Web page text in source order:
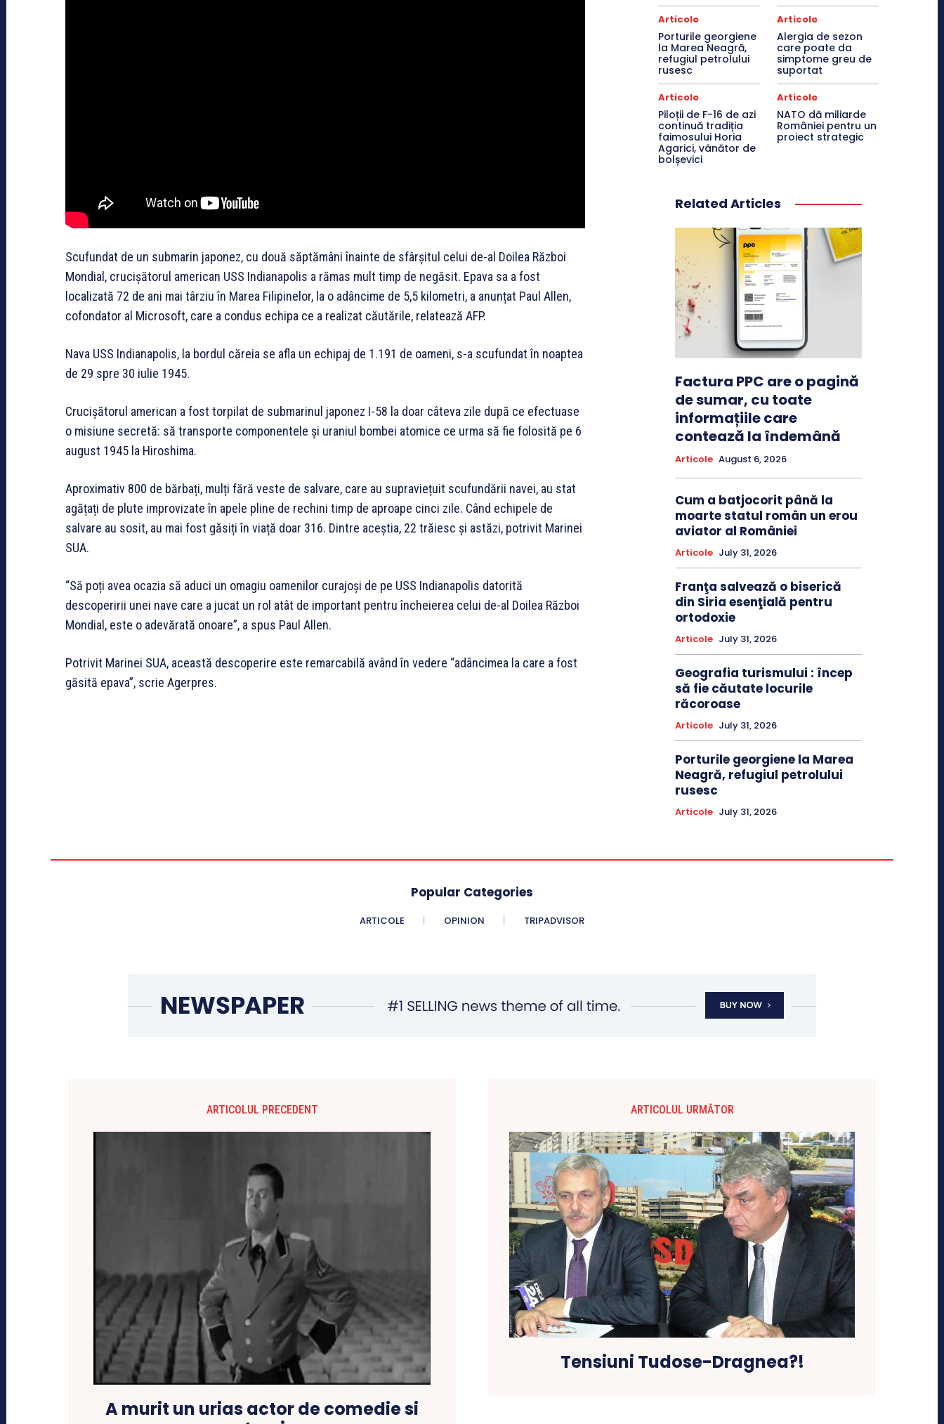
Scufundat de un submarin japonez, cu două săptămâni înainte de sfârșitul celui de-al Doilea Război
Mondial, crucișătorul american USS Indianapolis a rămas mult timp de negăsit. Epava sa a fost
localizată 72 de ani mai târziu în Marea Filipinelor, la o adâncime de 5,5 kilometri, a anunțat Paul Allen,
cofondator al Microsoft, care a condus echipa ce a realizat căutările, relatează AFP.
Nava USS Indianapolis, la bordul căreia se afla un echipaj de 1.191 de oameni, s-a scufundat în noaptea
de 29 spre 30 iulie 1945.
Crucișătorul american a fost torpilat de submarinul japonez I-58 la doar câteva zile după ce efectuase
o misiune secretă: să transporte componentele și uraniul bombei atomice ce urma să fie folosită pe 6
august 1945 la Hiroshima.
Aproximativ 800 de bărbați, mulți fără veste de salvare, care au supraviețuit scufundării navei, au stat
agățați de plute improvizate în apele pline de rechini timp de aproape cinci zile. Când echipele de
salvare au sosit, au mai fost găsiți în viață doar 316. Dintre aceștia, 22 trăiesc și astăzi, potrivit Marinei
SUA.
“Să poți avea ocazia să aduci un omagiu oamenilor curajoși de pe USS Indianapolis datorită
descoperirii unei nave care a jucat un rol atât de important pentru încheierea celui de-al Doilea Război
Mondial, este o adevărată onoare”, a spus Paul Allen.
Potrivit Marinei SUA, această descoperire este remarcabilă având în vedere “adâncimea la care a fost
găsită epava”, scrie Agerpres.
Articole
Porturile georgiene
la Marea Neagră,
refugiul petrolului
rusesc
Articole
Alergia de sezon
care poate da
simptome greu de
suportat
Articole
Piloții de F-16 de azi
continuă tradiția
faimosului Horia
Agarici, vânător de
bolșevici
Articole
NATO dă miliarde
României pentru un
proiect strategic
Related Articles
Factura PPC are o pagină
de sumar, cu toate
informațiile care
contează la îndemână
Articole August 6, 2026
Cum a batjocorit până la
moarte statul român un erou
aviator al României
Articole July 31, 2026
Franţa salvează o biserică
din Siria esenţială pentru
ortodoxie
Articole July 31, 2026
Geografia turismului : încep
să fie căutate locurile
răcoroase
Articole July 31, 2026
Porturile georgiene la Marea
Neagră, refugiul petrolului
rusesc
Articole July 31, 2026
Popular Categories
ARTICOLE OPINION TRIPADVISOR
ARTICOLUL PRECEDENT
A murit un urias actor de comedie si
ARTICOLUL URMĂTOR
Tensiuni Tudose-Dragnea?!